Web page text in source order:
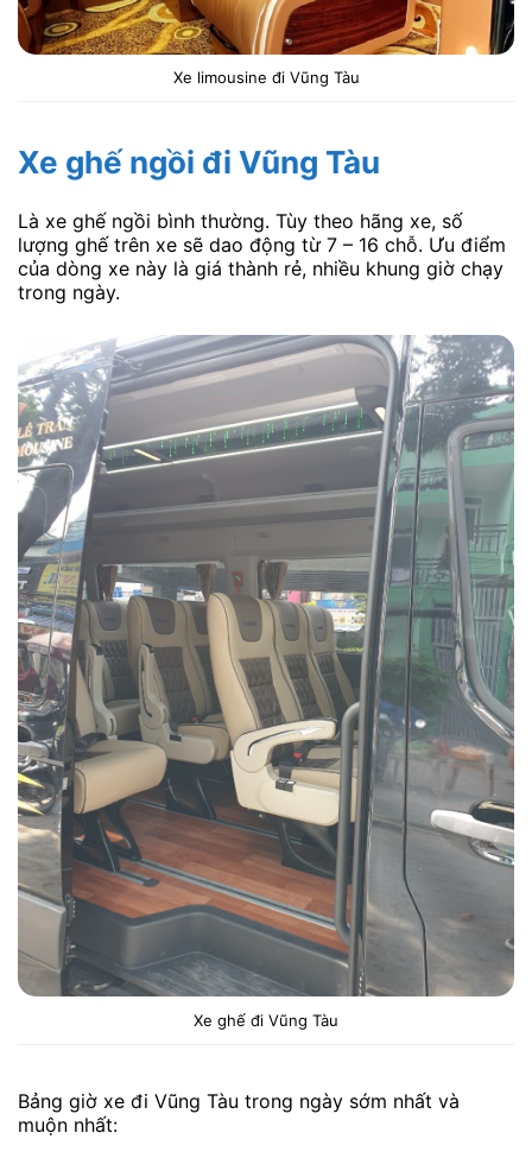
Xe limousine đi Vũng Tàu
Xe ghế ngồi đi Vũng Tàu
Là xe ghế ngồi bình thường. Tùy theo hãng xe, số
lượng ghế trên xe sẽ dao động từ 7 – 16 chỗ. Ưu điểm
của dòng xe này là giá thành rẻ, nhiều khung giờ chạy
trong ngày.
Xe ghế đi Vũng Tàu
Bảng giờ xe đi Vũng Tàu trong ngày sớm nhất và
muộn nhất: